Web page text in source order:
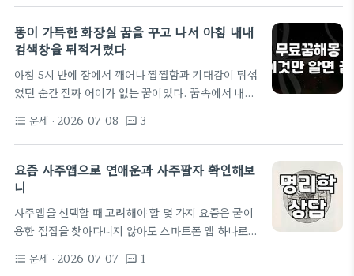
춘 것처럼 보인다. 하지만 막상 실생활에서 이런 풀이
를 마주할 때 우리가 겪는 괴리감은 생각보다 크다. 사
주는 고정된 운명론을 의미하는 것이 아니라 현재의
이해하는 것이 더 적절하다. 사주 분석을 통해 삶의 전
략을 세우는 법 많은 사람들이 사주를 찾을 때 지나치
게 결과론적인 해석에만 매달리는 실수를 범한다. 사
똥이 가득한 화장실 꿈을 꾸고 나서 아침 내내
검색창을 뒤적거렸다
아침 5시 반에 잠에서 깨어나 찝찝함과 기대감이 뒤섞
였던 순간 진짜 어이가 없는 꿈이었다. 꿈속에서 내가
마다 똥이 넘쳐나다 못해 바닥에 흥건했다. 발 디딜 틈
도 없고 냄새까지 생생하게 느껴지는 것 같아서 꿈속
에서도 찌푸리며 밖으로 도망치려다 잠에서 깼다. 시
계를 보니 아침 5시 30분이었다. 입안은 텁텁하고 온
스치는 생각이 있었다. 흔히 사람들이 말하는 '똥꿈'이
아닌가 싶었다. 보통 길몽이라고들 하고, 재물이 들어
오는 징조라고 하니까 찝찝한 기분 한편으로 묘한 기
format_list_bulleted 운세 · 2026-07-08 textsms 3
요즘 사주앱으로 연애운과 사주팔자 확인해보
니
사주앱을 선택할 때 고려해야 할 몇 가지 요즘은 굳이
용한 점집을 찾아다니지 않아도 스마트폰 앱 하나로
한 마음에 몇 가지 유명한 사주앱을 설치해서 사용해
format_list_bulleted 운세 · 2026-07-07 textsms 1